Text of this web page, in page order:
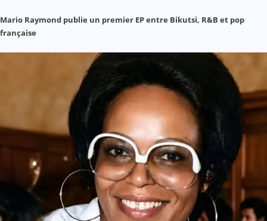
Mario Raymond publie un premier EP entre Bikutsi, R&B et pop
française